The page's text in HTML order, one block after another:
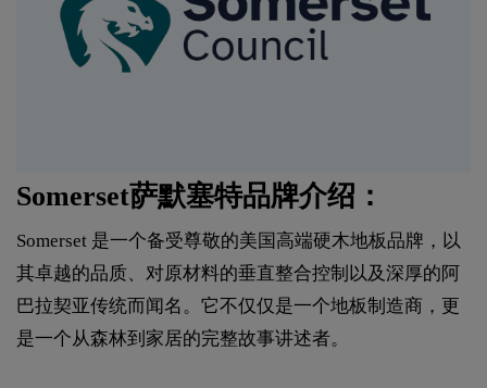
Somerset萨默塞特品牌介绍：
Somerset 是一个备受尊敬的美国高端硬木地板品牌，以
其卓越的品质、对原材料的垂直整合控制以及深厚的阿
巴拉契亚传统而闻名。它不仅仅是一个地板制造商，更
是一个从森林到家居的完整故事讲述者。